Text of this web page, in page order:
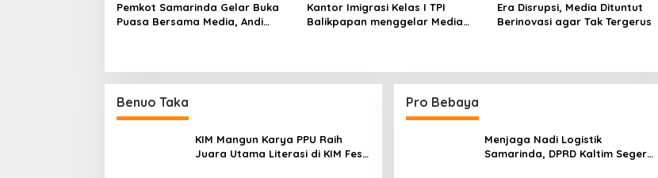
Pemkot Samarinda Gelar Buka
Puasa Bersama Media, Andi
Kantor Imigrasi Kelas I TPI
Balikpapan menggelar Media
Era Disrupsi, Media Dituntut
Berinovasi agar Tak Tergerus
Benuo Taka
KIM Mangun Karya PPU Raih
Juara Utama Literasi di KIM Fest
Pro Bebaya
Menjaga Nadi Logistik
Samarinda, DPRD Kaltim Segera